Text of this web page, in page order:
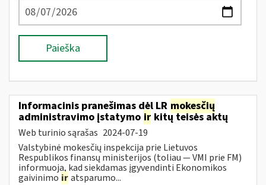
Paieška
Informacinis pranešimas dėl LR mokesčių
administravimo įstatymo ir kitų teisės aktų
Web turinio sąrašas 2024-07-19
Valstybinė mokesčių inspekcija prie Lietuvos
Respublikos finansų ministerijos (toliau — VMI prie FM)
informuoja, kad siekdamas įgyvendinti Ekonomikos
gaivinimo iratsparumo...